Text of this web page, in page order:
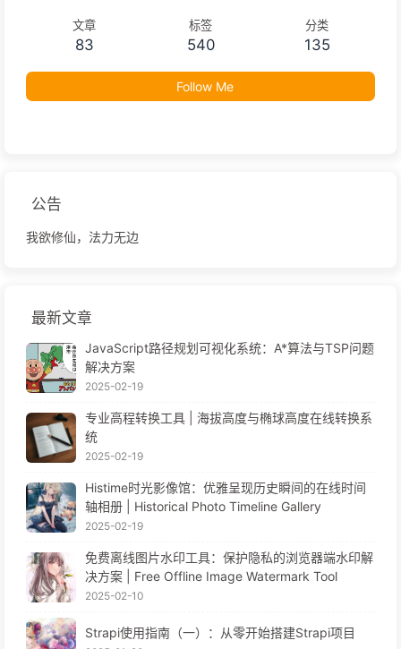
文章
83
标签
540
分类
135
Follow Me
公告
我欲修仙，法力无边
最新文章
JavaScript路径规划可视化系统：A*算法与TSP问题
解决方案
2025-02-19
专业高程转换工具 | 海拔高度与椭球高度在线转换系
统
2025-02-19
Histime时光影像馆：优雅呈现历史瞬间的在线时间
轴相册 | Historical Photo Timeline Gallery
2025-02-19
免费离线图片水印工具：保护隐私的浏览器端水印解
决方案 | Free Offline Image Watermark Tool
2025-02-10
Strapi使用指南（一）：从零开始搭建Strapi项目